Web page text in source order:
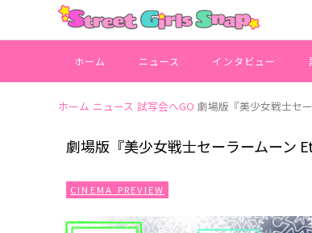
ホーム ニュース インタビュー
ホーム ニュース 試写会へGO 劇場版『美少女戦士セ
劇場版『美少女戦士セーラームーン
CINEMA PREVIEW